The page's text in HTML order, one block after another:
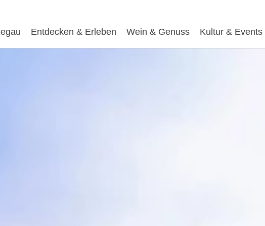
Entdecken & Erleben Wein & Genuss Kultur & Events